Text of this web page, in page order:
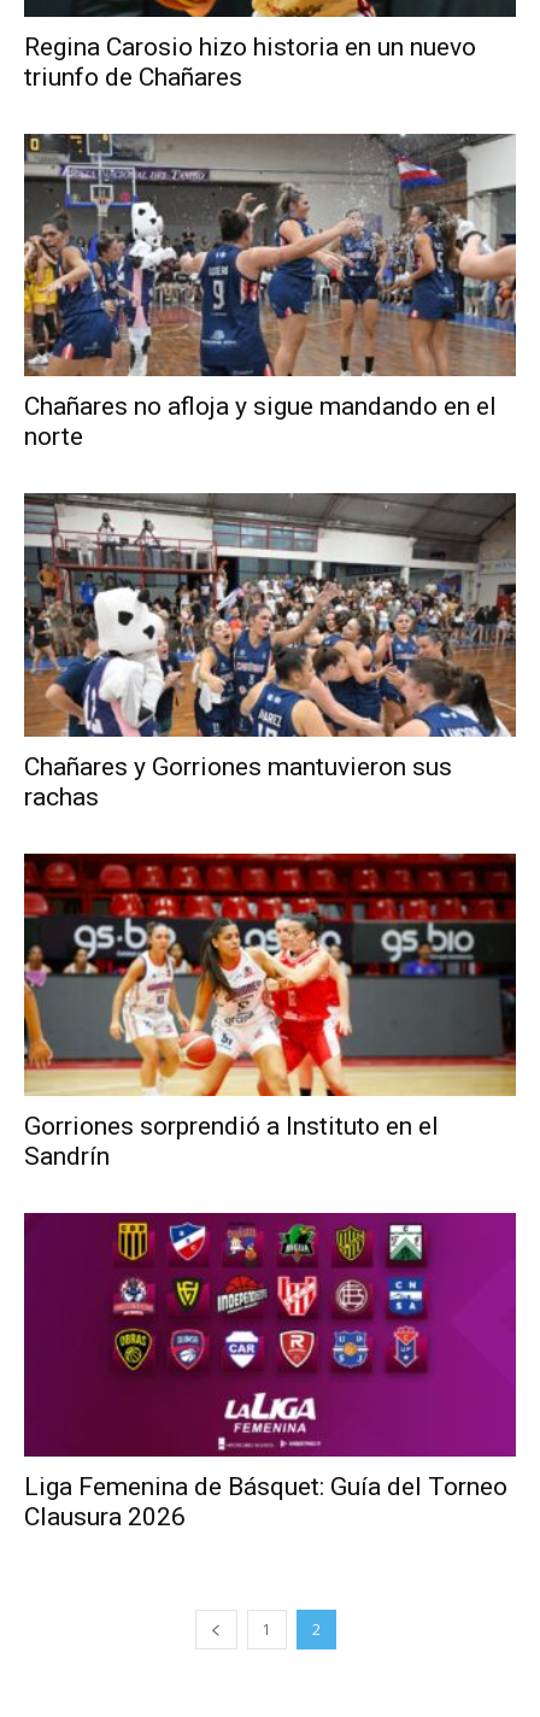
Regina Carosio hizo historia en un nuevo
triunfo de Chañares
Chañares no afloja y sigue mandando en el
norte
Chañares y Gorriones mantuvieron sus
rachas
Gorriones sorprendió a Instituto en el
Sandrín
Liga Femenina de Básquet: Guía del Torneo
Clausura 2026
1 2